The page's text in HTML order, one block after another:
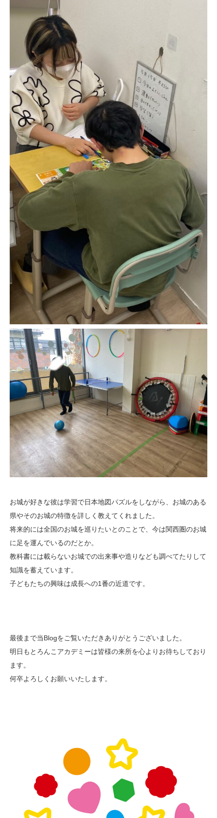
お城が好きな彼は学習で日本地図パズルをしながら、お城のある
県やそのお城の特徴を詳しく教えてくれました。
将来的には全国のお城を巡りたいとのことで、今は関西圏のお城
に足を運んでいるのだとか。
教科書には載らないお城での出来事や造りなども調べてたりして
知識を蓄えています。
子どもたちの興味は成長への1番の近道です。
最後まで当Blogをご覧いただきありがとうございました。
明日もとろんこアカデミーは皆様の来所を心よりお待ちしており
ます。
何卒よろしくお願いいたします。